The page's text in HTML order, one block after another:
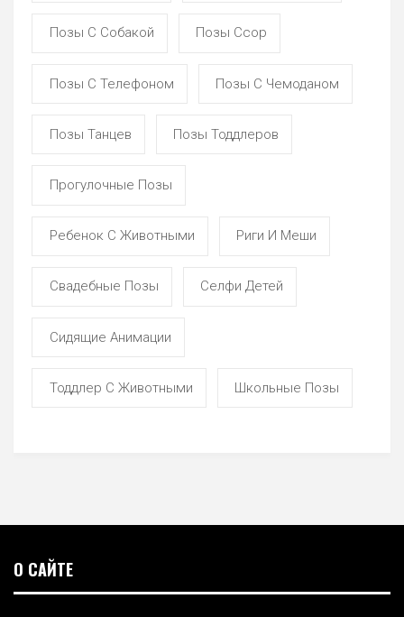
Позы С Собакой Позы Ссор
Позы С Телефоном Позы С Чемоданом
Позы Танцев Позы Тоддлеров
Прогулочные Позы
Ребенок С Животными Риги И Меши
Свадебные Позы Селфи Детей
Сидящие Анимации
Тоддлер С Животными Школьные Позы
О САЙТЕ